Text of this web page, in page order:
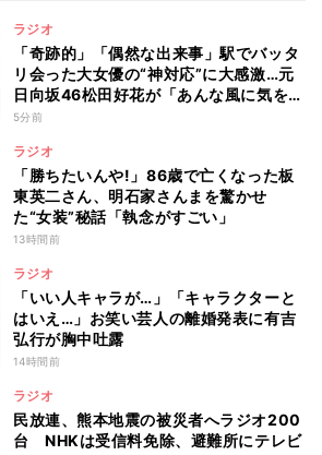
ラジオ
「奇跡的」「偶然な出来事」駅でバッタ
リ会った大女優の“神対応”に大感激…元
日向坂46松田好花が「あんな風に気を使
える人になりたい」と感動した“振る舞
5分前
ラジオ
「勝ちたいんや!」86歳で亡くなった板
東英二さん、明石家さんまを驚かせ
た“女装”秘話「執念がすごい」
13時間前
ラジオ
「いい人キャラが…」「キャラクターと
はいえ…」お笑い芸人の離婚発表に有吉
弘行が胸中吐露
14時間前
ラジオ
民放連、熊本地震の被災者へラジオ200
台 NHKは受信料免除、避難所にテレビ